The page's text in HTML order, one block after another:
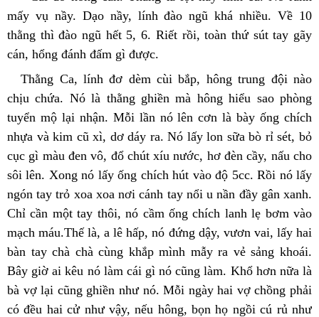
mấy vụ nầy. Dạo nầy, lính đào ngũ khá nhiều. Về 10
thằng thì đào ngũ hết 5, 6. Riết rồi, toàn thứ sút tay gãy
cán, hổng đánh đấm gì được.
Thằng Ca, lính đơ dèm cùi bắp, hông trung đội nào
chịu chứa. Nó là thằng ghiền mà hông hiểu sao phòng
tuyển mộ lại nhận. Mỗi lần nó lên cơn là bày ống chích
nhựa và kim cũ xì, dơ dáy ra. Nó lấy lon sữa bò rỉ sét, bỏ
cục gì màu đen vô, đổ chút xíu nước, hơ đèn cầy, nấu cho
sôi lên. Xong nó lấy ống chích hút vào độ 5cc. Rồi nó lấy
ngón tay trỏ xoa xoa nơi cánh tay nổi u nần đầy gân xanh.
Chỉ cần một tay thôi, nó cầm ống chích lanh lẹ bơm vào
mạch máu.Thế là, a lê hấp, nó đứng dậy, vươn vai, lấy hai
bàn tay chà chà cùng khắp mình mẫy ra vẻ sảng khoái.
Bây giờ ai kêu nó làm cái gì nó cũng làm. Khổ hơn nữa là
bà vợ lại cũng ghiền như nó. Mỗi ngày hai vợ chồng phải
có đều hai cử như vậy, nếu hông, bọn họ ngồi cú rủ như